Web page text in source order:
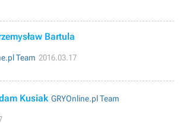
Bartula
Team 2016.03.17
Kusiak GRYOnline.pl Team